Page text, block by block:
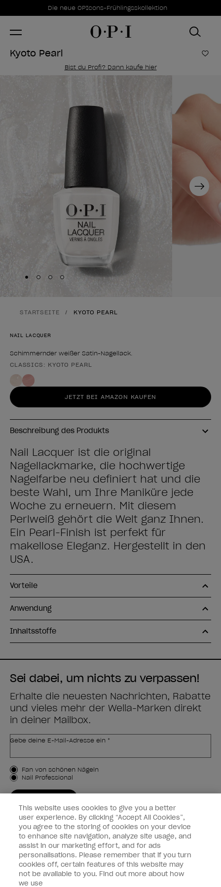
Sonderangebote
Die neue OPIcons-Frühlingsskollektion
Item 1 of 1
Kyoto Pearl Zur
Bist du Profi? Dann kaufe hier
Next
Skip to slide
Skip to slide 2
Skip to slide3
Skip to slide
STARTSEITE KYOTO PEARL
NAIL LACQUER
Schimmernder weißer Satin-Nagellack.
Form des Produkts
CLASSICS: KYOTO PEARL
JETZT BEI AMAZON KAUFEN
Beschreibung des Produkts
Nail Lacquer ist die original
Nagellackmarke, die hochwertige
Nagelfarbe neu definiert hat und die
beste Wahl, um Ihre Maniküre jede
Woche zu erneuern. Mit diesem
Perlweiß gehört die Welt ganz Ihnen.
Ein Pearl-Finish ist perfekt für
makellose Eleganz. Hergestellt in den
USA.
Vorteile
Anwendung
Inhaltsstoffe
Sei dabei, um nichts zu verpassen!
Erhalte die neuesten Nachrichten, Rabatte
und vieles mehr der Wella-Marken direkt
in deiner Mailbox.
Gebe deine E-Mail-Adresse ein *
Kundenart
Fan von schönen Nägeln
Nail Professional
Kundeninformationen
Vernetzen
This website uses cookies to give you a better
user experience. By clicking “Accept All Cookies”,
you agree to the storing of cookies on your device
to enhance site navigation, analyze site usage, and
assist in our marketing effort, and for ads
personalisations. Please remember that if you turn
cookies off, certain features of this website may
not be available to you. Find out more about how
we use